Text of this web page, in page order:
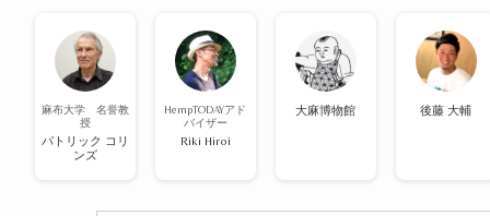
麻布大学 名誉教
授
パトリック コリ
ンズ
HempTODAYアド
バイザー
Riki Hiroi
大麻博物館 後藤 大輔